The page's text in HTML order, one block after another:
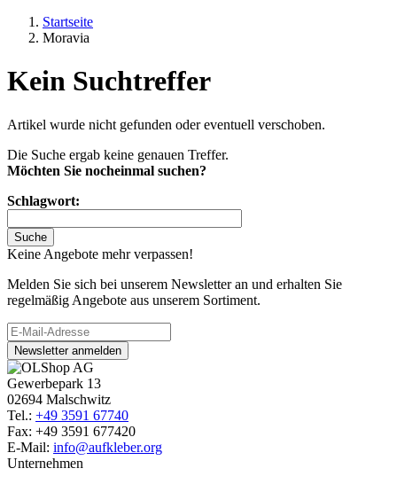
Startseite
Moravia
Kein Suchtreffer
Artikel wurde nicht gefunden oder eventuell verschoben.
Die Suche ergab keine genauen Treffer.
Möchten Sie nocheinmal suchen?
Schlagwort:
Keine Angebote mehr verpassen!
Melden Sie sich bei unserem Newsletter an und erhalten Sie
regelmäßig Angebote aus unserem Sortiment.
Newsletter anmelden
Gewerbepark 13
02694 Malschwitz
Tel.: +49 3591 67740
Fax: +49 3591 677420
E-Mail: info@aufkleber.org
Unternehmen